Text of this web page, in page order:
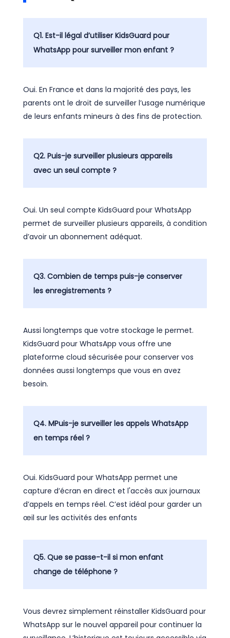
Q1. Est-il légal d’utiliser KidsGuard pour
WhatsApp pour surveiller mon enfant ?
Oui. En France et dans la majorité des pays, les
parents ont le droit de surveiller l’usage numérique
de leurs enfants mineurs à des fins de protection.
Q2. Puis-je surveiller plusieurs appareils
avec un seul compte ?
Oui. Un seul compte KidsGuard pour WhatsApp
permet de surveiller plusieurs appareils, à condition
d’avoir un abonnement adéquat.
Q3. Combien de temps puis-je conserver
les enregistrements ?
Aussi longtemps que votre stockage le permet.
KidsGuard pour WhatsApp vous offre une
plateforme cloud sécurisée pour conserver vos
données aussi longtemps que vous en avez
besoin.
Q4. MPuis-je surveiller les appels WhatsApp
en temps réel ?
Oui. KidsGuard pour WhatsApp permet une
capture d’écran en direct et l'accès aux journaux
d’appels en temps réel. C’est idéal pour garder un
œil sur les activités des enfants
Q5. Que se passe-t-il si mon enfant
change de téléphone ?
Vous devrez simplement réinstaller KidsGuard pour
WhatsApp sur le nouvel appareil pour continuer la